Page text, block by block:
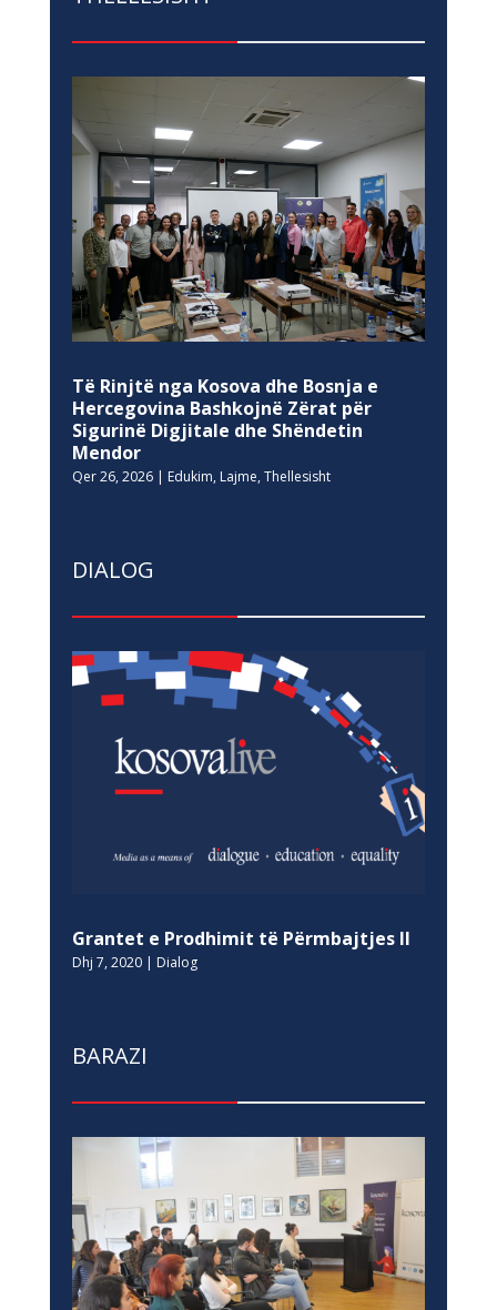
Të Rinjtë nga Kosova dhe Bosnja e
Hercegovina Bashkojnë Zërat për
Sigurinë Digjitale dhe Shëndetin
Mendor
Qer 26, 2026| Edukim, Lajme, Thellesisht
DIALOG
Grantet e Prodhimit të Përmbajtjes II
Dhj 7, 2020| Dialog
BARAZI